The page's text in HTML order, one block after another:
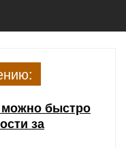
быстро
за